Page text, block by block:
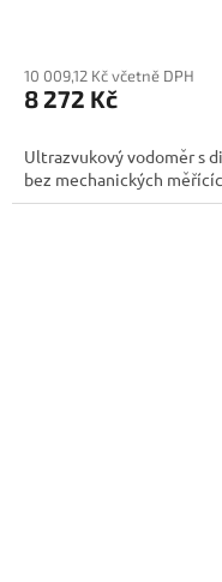
10 009,12 Kč včetně DPH
8 272 Kč
Ultrazvukový vodoměr s
bez mechanických